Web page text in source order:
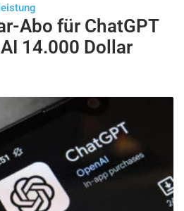
Abo für ChatGPT
14.000 Dollar